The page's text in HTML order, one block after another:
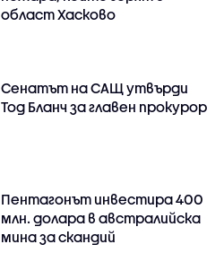
област Хасково
Сенатът на САЩ утвърди
Тод Бланч за главен прокурор
Пентагонът инвестира 400
млн. долара в австралийска
мина за скандий